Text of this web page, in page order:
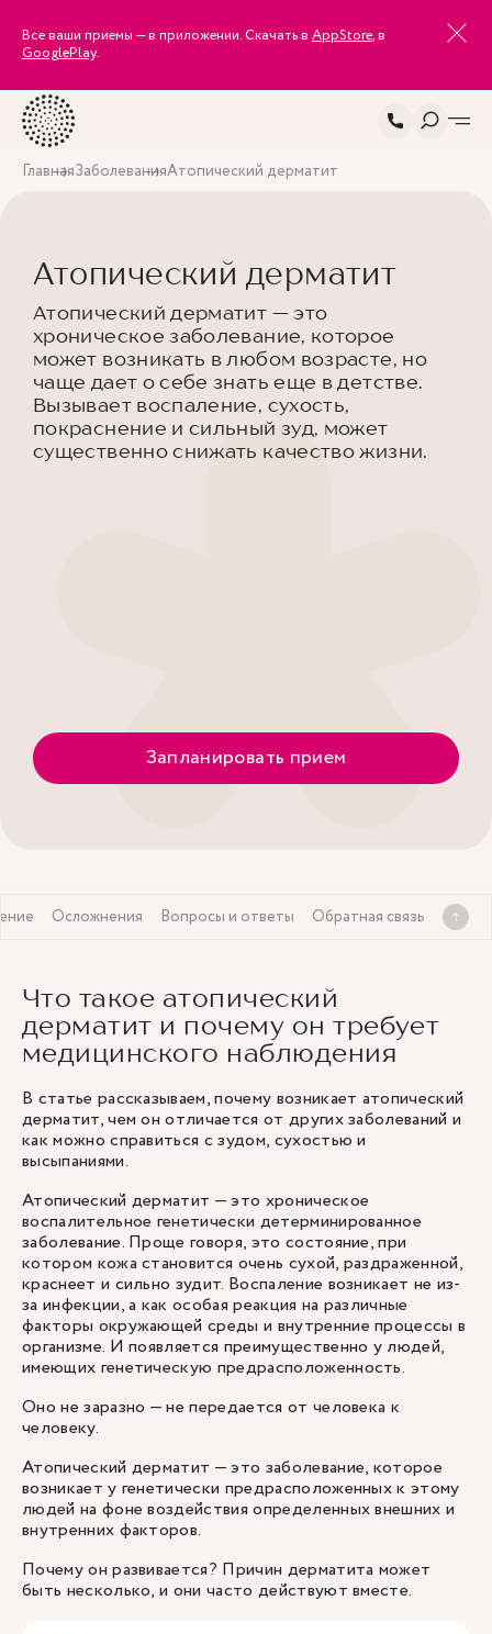
Все ваши приемы — в приложении. Скачать в AppStore, в
GooglePlay.
ГлавнаяЗаболеванияАтопический дерматит
Атопический дерматит
Атопический дерматит — это
хроническое заболевание, которое
может возникать в любом возрасте, но
чаще дает о себе знать еще в детстве.
Вызывает воспаление, сухость,
покраснение и сильный зуд, может
существенно снижать качество жизни.
Запланировать прием
Осложнения Вопросы и ответы Обратная связь
Что такое атопический
дерматит и почему он требует
медицинского наблюдения
В статье рассказываем, почему возникает атопический
дерматит, чем он отличается от других заболеваний и
как можно справиться с зудом, сухостью и
высыпаниями.
Атопический дерматит — это хроническое
воспалительное генетически детерминированное
заболевание. Проще говоря, это состояние, при
котором кожа становится очень сухой, раздраженной,
краснеет и сильно зудит. Воспаление возникает не из-
за инфекции, а как особая реакция на различные
факторы окружающей среды и внутренние процессы в
организме. И появляется преимущественно у людей,
имеющих генетическую предрасположенность.
Оно не заразно — не передается от человека к
человеку.
Атопический дерматит — это заболевание, которое
возникает у генетически предрасположенных к этому
людей на фоне воздействия определенных внешних и
внутренних факторов.
Почему он развивается? Причин дерматита может
быть несколько, и они часто действуют вместе.